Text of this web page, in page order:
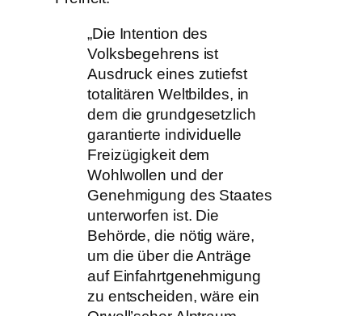
„Die Intention des
Volksbegehrens ist
Ausdruck eines zutiefst
totalitären Weltbildes, in
dem die grundgesetzlich
garantierte individuelle
Freizügigkeit dem
Wohlwollen und der
Genehmigung des Staates
unterworfen ist. Die
Behörde, die nötig wäre,
um die über die Anträge
auf Einfahrtgenehmigung
zu entscheiden, wäre ein